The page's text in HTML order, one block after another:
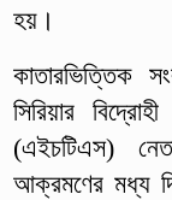
হয়।
কাতারভিত্তিক
সিরিয়ার
(এইচটিএস)
আক্রমণের মধ্য